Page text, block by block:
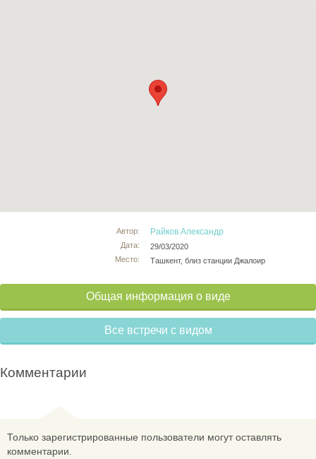
Автор:
Дата:
Место:
Райков Александр
29/03/2020
Ташкент, близ станции Джалоир
Общая информация о виде
Все встречи с видом
Комментарии
Только зарегистрированные пользователи могут оставлять
комментарии.